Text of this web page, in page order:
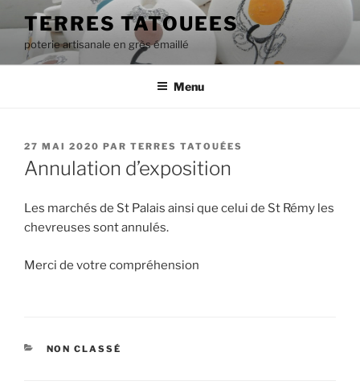
au
contenu
principal
TERRES TATOUEES
poterie artisanale en grès émaillé
Menu
PUBLIÉ
LE
27 MAI 2020 PAR TERRES TATOUÉES
Annulation d’exposition
Les marchés de St Palais ainsi que celui de St Rémy les
chevreuses sont annulés.
Merci de votre compréhension
CATÉGORIES
NON CLASSÉ